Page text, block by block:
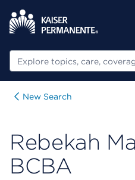
Buscar
New Search
Rebekah
BCBA